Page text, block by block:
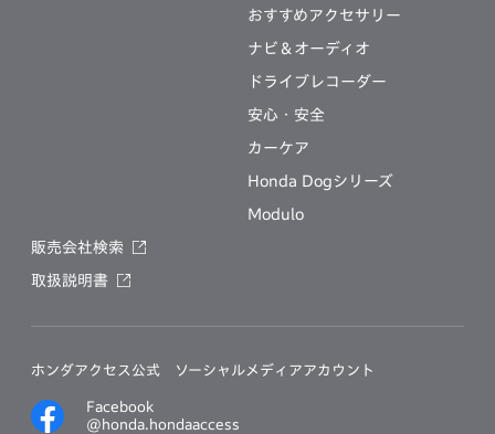
おすすめアクセサリー
ナビ＆オーディオ
ドライブレコーダー
安心・安全
カーケア
Honda Dogシリーズ
Modulo
販売会社検索
取扱説明書
ホンダアクセス公式 ソーシャルメディアアカウント
Facebook
@honda.hondaaccess